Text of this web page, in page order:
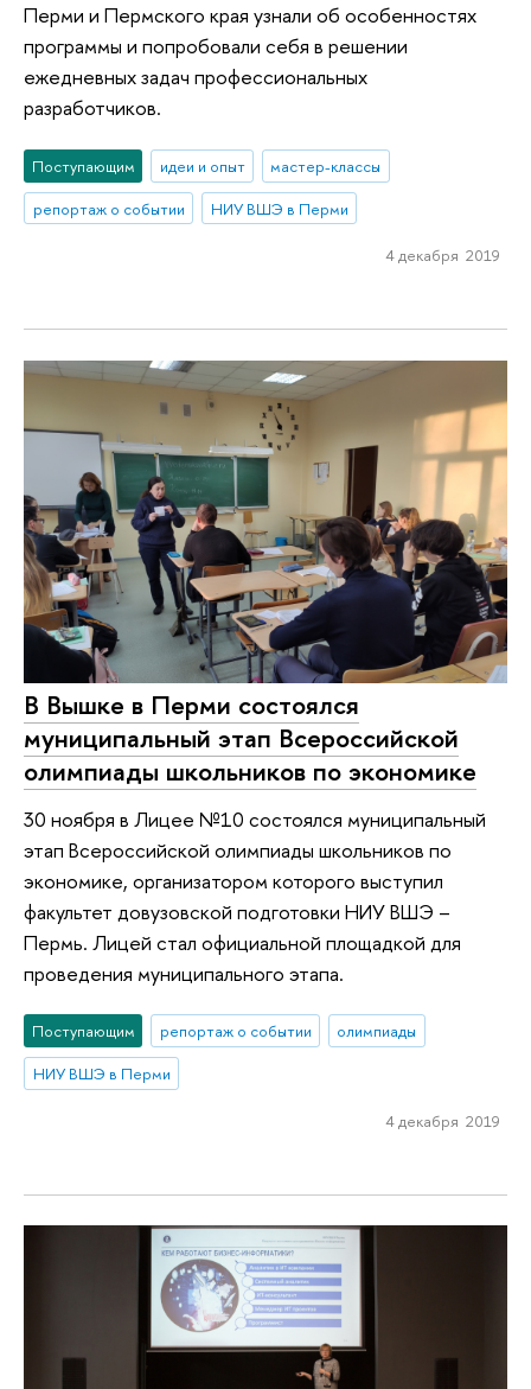
Перми и Пермского края узнали об особенностях
программы и попробовали себя в решении
ежедневных задач профессиональных
разработчиков.
Поступающим идеи и опыт
мастер-классы
репортаж о событии
НИУ ВШЭ в Перми
4 декабря 2019
В Вышке в Перми состоялся
муниципальный этап Всероссийской
олимпиады школьников по экономике
30 ноября в Лицее №10 состоялся муниципальный
этап Всероссийской олимпиады школьников по
экономике, организатором которого выступил
факультет довузовской подготовки НИУ ВШЭ –
Пермь. Лицей стал официальной площадкой для
проведения муниципального этапа.
Поступающим репортаж о событии
олимпиады
НИУ ВШЭ в Перми
4 декабря 2019